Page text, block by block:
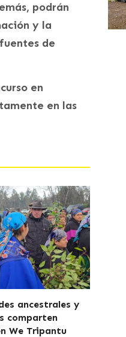
podrán
y la
de
en
en las
ancestrales y
comparten
We Tripantu